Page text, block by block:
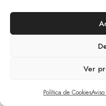
Ver
Política de Cookies
© 2026
Aviso Legal Y
Tratamiento
Política De
0,00€